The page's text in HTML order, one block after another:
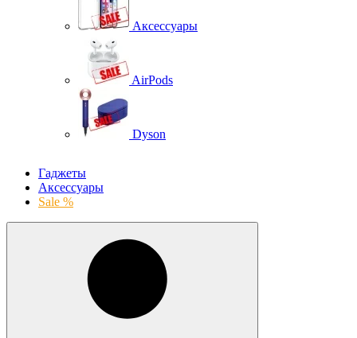
Аксессуары
AirPods
Dyson
Гаджеты
Аксессуары
Sale %